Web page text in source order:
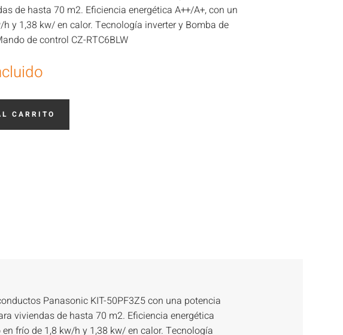
de hasta 70 m2. Eficiencia energética A++/A+, con un
y 1,38 kw/ en calor. Tecnología inverter y Bomba de
de control CZ-RTC6BLW
CARRITO
Panasonic KIT-50PF3Z5 con una potencia
viviendas de hasta 70 m2. Eficiencia energética
frío de 1,8 kw/h y 1,38 kw/ en calor. Tecnología